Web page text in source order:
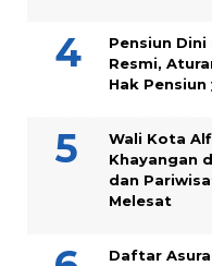
Pensiun Dini
Resmi,
Hak
Wali Kota
Khayangan
dan
Melesat
Daftar